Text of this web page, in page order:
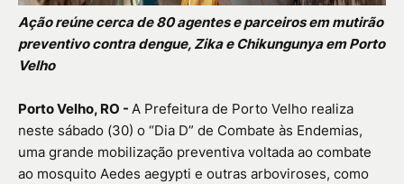
Ação reúne cerca de 80 agentes e parceiros em mutirão
preventivo contra dengue, Zika e Chikungunya em Porto
Velho
Porto Velho, RO - A Prefeitura de Porto Velho realiza
neste sábado (30) o “Dia D” de Combate às Endemias,
uma grande mobilização preventiva voltada ao combate
ao mosquito Aedes aegypti e outras arboviroses, como